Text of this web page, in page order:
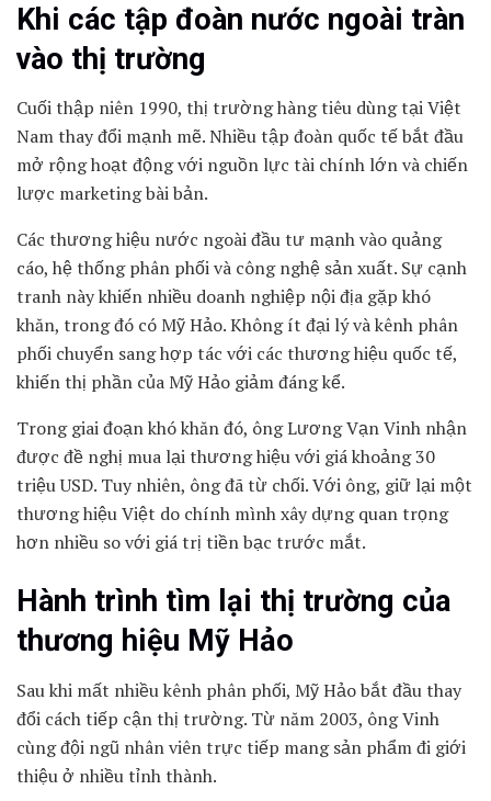
Khi các tập đoàn nước ngoài tràn
vào thị trường
Cuối thập niên 1990, thị trường hàng tiêu dùng tại Việt
Nam thay đổi mạnh mẽ. Nhiều tập đoàn quốc tế bắt đầu
mở rộng hoạt động với nguồn lực tài chính lớn và chiến
lược marketing bài bản.
Các thương hiệu nước ngoài đầu tư mạnh vào quảng
cáo, hệ thống phân phối và công nghệ sản xuất. Sự cạnh
tranh này khiến nhiều doanh nghiệp nội địa gặp khó
khăn, trong đó có Mỹ Hảo. Không ít đại lý và kênh phân
phối chuyển sang hợp tác với các thương hiệu quốc tế,
khiến thị phần của Mỹ Hảo giảm đáng kể.
Trong giai đoạn khó khăn đó, ông Lương Vạn Vinh nhận
được đề nghị mua lại thương hiệu với giá khoảng 30
triệu USD. Tuy nhiên, ông đã từ chối. Với ông, giữ lại một
thương hiệu Việt do chính mình xây dựng quan trọng
hơn nhiều so với giá trị tiền bạc trước mắt.
Hành trình tìm lại thị trường của
thương hiệu Mỹ Hảo
Sau khi mất nhiều kênh phân phối, Mỹ Hảo bắt đầu thay
đổi cách tiếp cận thị trường. Từ năm 2003, ông Vinh
cùng đội ngũ nhân viên trực tiếp mang sản phẩm đi giới
thiệu ở nhiều tỉnh thành.